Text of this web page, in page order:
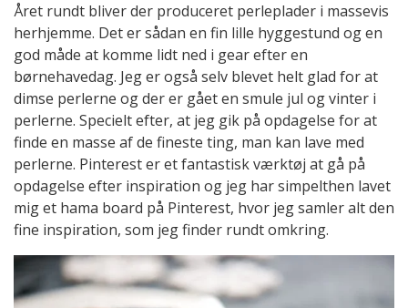
Året rundt bliver der produceret perleplader i massevis
herhjemme. Det er sådan en fin lille hyggestund og en
god måde at komme lidt ned i gear efter en
børnehavedag. Jeg er også selv blevet helt glad for at
dimse perlerne og der er gået en smule jul og vinter i
perlerne. Specielt efter, at jeg gik på opdagelse for at
finde en masse af de fineste ting, man kan lave med
perlerne. Pinterest er et fantastisk værktøj at gå på
opdagelse efter inspiration og jeg har simpelthen lavet
mig et hama board på Pinterest, hvor jeg samler alt den
fine inspiration, som jeg finder rundt omkring.